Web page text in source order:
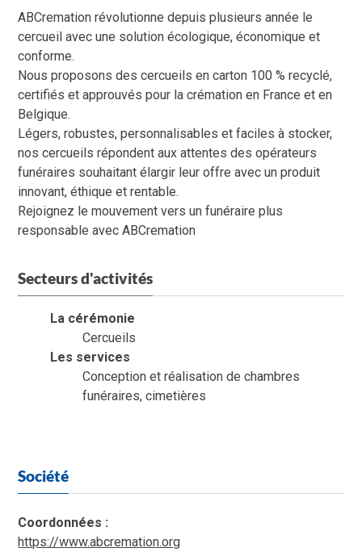
ABCremation révolutionne depuis plusieurs année le
cercueil avec une solution écologique, économique et
conforme.
Nous proposons des cercueils en carton 100 % recyclé,
certifiés et approuvés pour la crémation en France et en
Belgique.
Légers, robustes, personnalisables et faciles à stocker,
nos cercueils répondent aux attentes des opérateurs
funéraires souhaitant élargir leur offre avec un produit
innovant, éthique et rentable.
Rejoignez le mouvement vers un funéraire plus
responsable avec ABCremation
Secteurs d'activités
La cérémonie
Cercueils
Les services
Conception et réalisation de chambres
funéraires, cimetières
Société
Coordonnées :
https://www.abcremation.org